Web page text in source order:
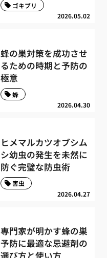
2026.05.02
ゴキブリ
蜂の巣対策を成功させ
るための時期と予防の
極意
2026.04.30
蜂
ヒメマルカツオブシム
シ幼虫の発生を未然に
防ぐ完璧な防虫術
2026.04.27
害虫
専門家が明かす蜂の巣
予防に最適な忌避剤の